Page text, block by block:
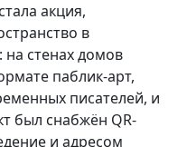
акция,
в
стенах домов
паблик-арт,
писателей, и
был снабжён QR-
и адресом